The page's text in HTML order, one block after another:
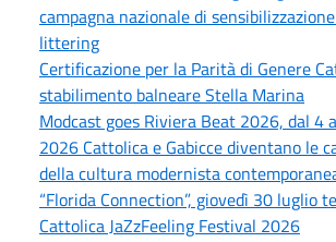
campagna nazionale di
littering
Certificazione per la Parità di Genere
stabilimento balneare Stella Marina
Modcast goes Riviera Beat 2026, dal 4
2026 Cattolica e Gabicce diventano le
della cultura modernista
“Florida Connection”, giovedì 30 luglio
Cattolica JaZzFeeling Festival 2026